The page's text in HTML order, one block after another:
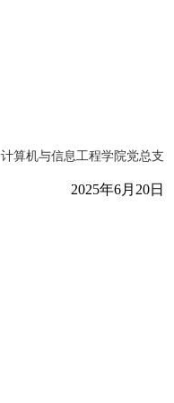
计算机与信息工程学院党总支
2025年6月20日